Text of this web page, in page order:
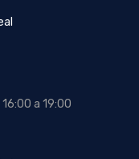
a 19:00